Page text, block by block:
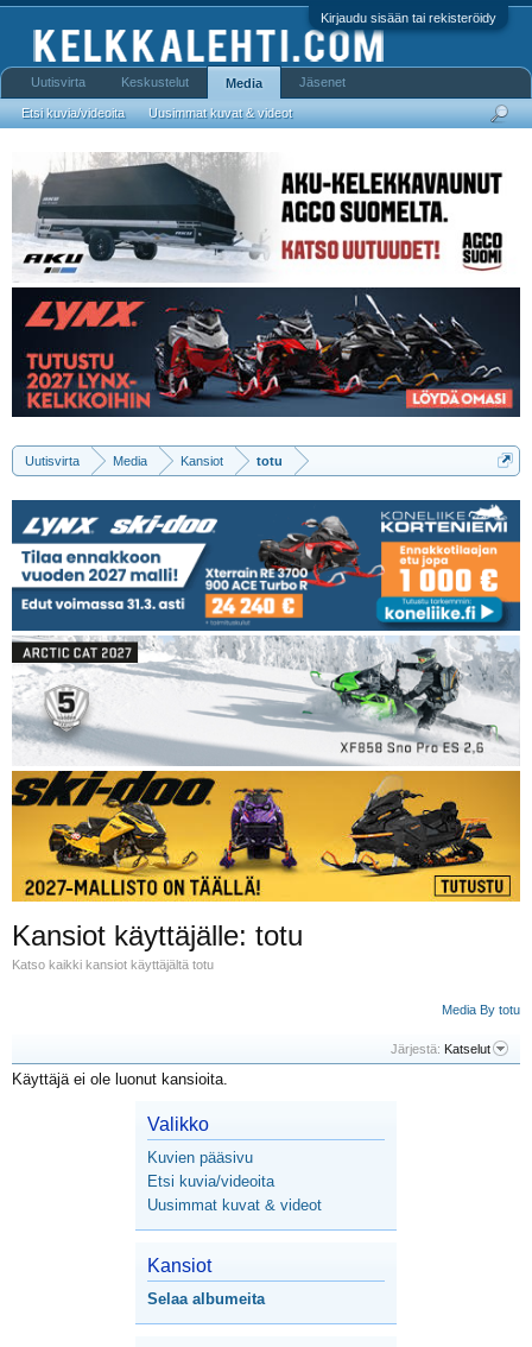
Kirjaudu sisään tai rekisteröidy
Uutisvirta Media Kansiot totu
Kansiot käyttäjälle: totu
Katso kaikki kansiot käyttäjältä totu
Media By totu
Järjestä: Katselut
Käyttäjä ei ole luonut kansioita.
Valikko
Kuvien pääsivu
Etsi kuvia/videoita
Uusimmat kuvat & videot
Kansiot
Selaa albumeita
Uutisvirta Keskustelut Media
Etsi kuvia/videoita Uusimmat kuvat & videot
Jäsenet